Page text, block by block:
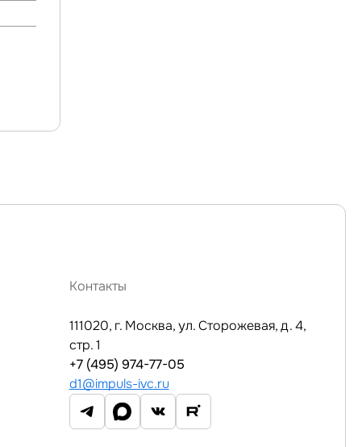
Контакты
111020, г. Москва, ул. Сторожевая, д. 4,
стр. 1
+7 (495) 974-77-05
d1@impuls-ivc.ru